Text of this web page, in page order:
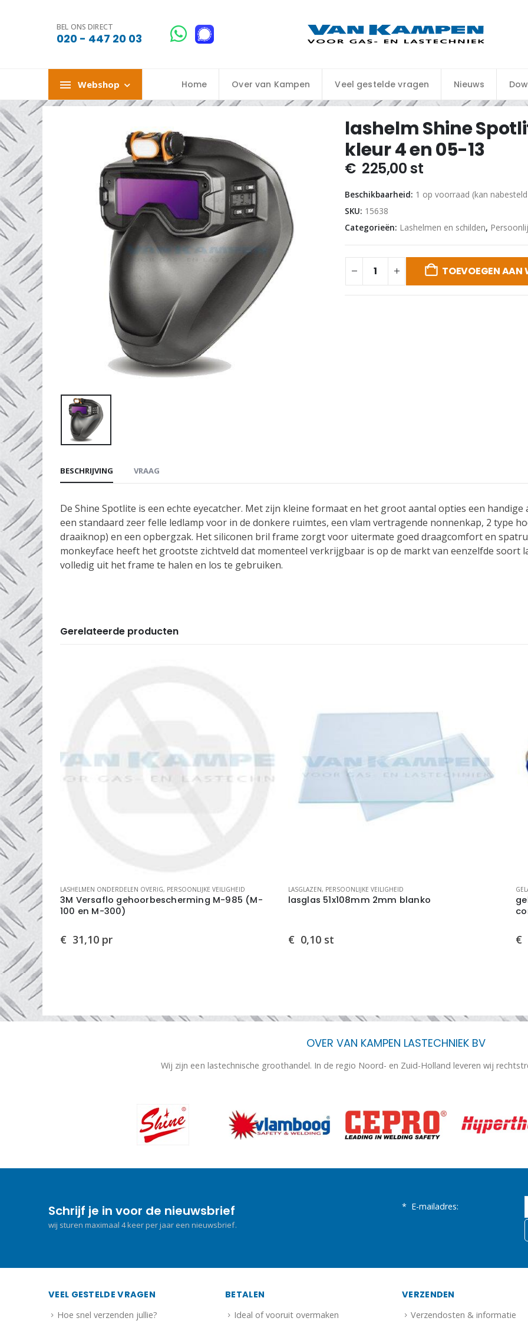
BEL ONS DIRECT
020 - 447 20 03
Webshop Home Over van Kampen Veel gestelde vragen Nieuws
lashelm Shine
kleur 4 en 05-13
€ 225,00st
Beschikbaarheid: 1 op voorraad (kan
SKU: 15638
Categorieën: Lashelmen en schilden,
TOEVOEGEN AAN
BESCHRIJVING VRAAG
De Shine Spotlite is een echte eyecatcher. Met zijn kleine formaat en het groot aantal opties een
een standaard zeer felle ledlamp voor in de donkere ruimtes, een vlam vertragende nonnenkap, 2 type
draaiknop) en een opbergzak. Het siliconen bril frame zorgt voor uitermate goed draagcomfort en
monkeyface heeft het grootste zichtveld dat momenteel verkrijgbaar is op de markt van eenzelfde soort
volledig uit het frame te halen en los te gebruiken.
Gerelateerde producten
(M-
LASGLAZEN,PERSOONLIJKE VEILIGHEID
lasglas 51x108mm 2mm blanko
€ 0,10 st
GELAATSCHERMEN,PERSOONLIJKE VEILIGHEID
gelaatscherm Weldsafe Bullet kleur 03
€ 29,94 st €
OVER VAN KAMPEN LASTECHNIEK BV
Wij zijn een lastechnische groothandel. In de regio Noord- en Zuid-Holland leveren wij
Schrijf je in voor de nieuwsbrief
wij sturen maximaal 4 keer per jaar een nieuwsbrief.
* E-mailadres:
VEEL GESTELDE VRAGEN
Hoe snel verzenden jullie?
BETALEN
Ideal of vooruit overmaken
VERZENDEN
Verzendosten & informatie